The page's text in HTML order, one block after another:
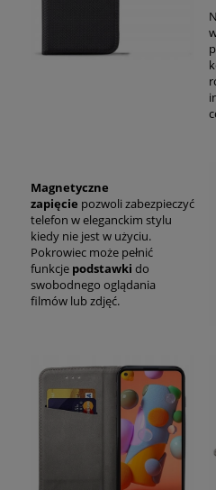
Magnetyczne
zapięcie pozwoli zabezpieczyć
telefon w eleganckim stylu
kiedy nie jest w użyciu.
Pokrowiec może pełnić
funkcje podstawki do
swobodnego oglądania
filmów lub zdjęć.